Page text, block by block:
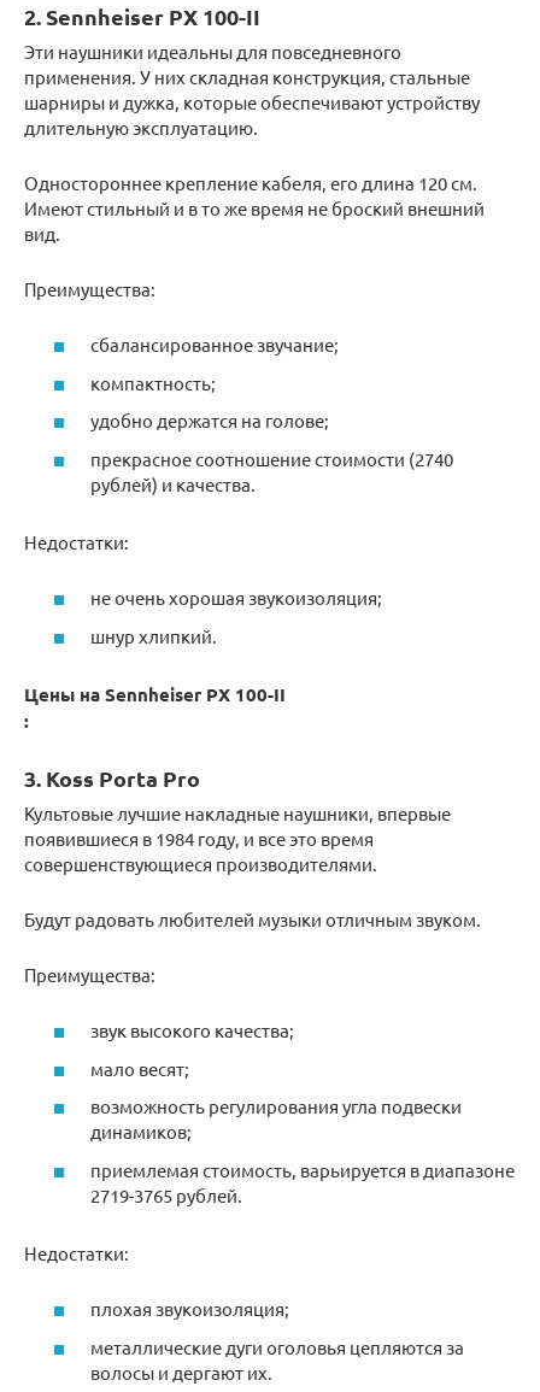
2. Sennheiser PX 100-II
Эти наушники идеальны для повседневного
применения. У них складная конструкция, стальные
шарниры и дужка, которые обеспечивают устройству
длительную эксплуатацию.
Одностороннее крепление кабеля, его длина 120 см.
Имеют стильный и в то же время не броский внешний
вид.
Преимущества:
сбалансированное звучание;
компактность;
удобно держатся на голове;
прекрасное соотношение стоимости (2740
рублей) и качества.
Недостатки:
не очень хорошая звукоизоляция;
шнур хлипкий.
Цены на Sennheiser PX 100-II
:
3. Koss Porta Pro
Культовые лучшие накладные наушники, впервые
появившиеся в 1984 году, и все это время
совершенствующиеся производителями.
Будут радовать любителей музыки отличным звуком.
Преимущества:
звук высокого качества;
мало весят;
возможность регулирования угла подвески
динамиков;
приемлемая стоимость, варьируется в диапазоне
2719-3765 рублей.
Недостатки:
плохая звукоизоляция;
металлические дуги оголовья цепляются за
волосы и дергают их.